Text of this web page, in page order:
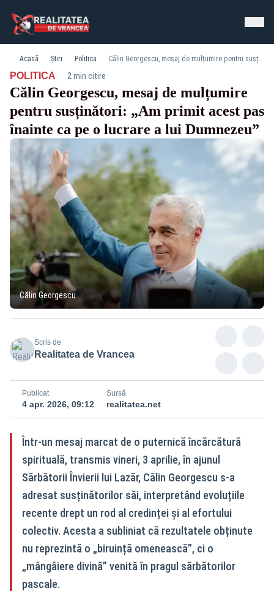
Acasă Știri Politica Călin Georgescu, mesaj de mulțumire pentru susținători: „Am primit acest pas înainte ca pe o lucrare a lui Dumnezeu”
POLITICA· 2 min citire
Călin Georgescu, mesaj de mulțumire
pentru susținători: „Am primit acest pas
înainte ca pe o lucrare a lui Dumnezeu”
Călin Georgescu
Scris de
Realitatea de Vrancea
Publicat
4 apr. 2026, 09:12
Sursă
realitatea.net
Într-un mesaj marcat de o puternică încărcătură
spirituală, transmis vineri, 3 aprilie, în ajunul
Sărbătorii Învierii lui Lazăr, Călin Georgescu s-a
adresat susținătorilor săi, interpretând evoluțiile
recente drept un rod al credinței și al efortului
colectiv. Acesta a subliniat că rezultatele obținute
nu reprezintă o „biruință omenească”, ci o
„mângâiere divină” venită în pragul sărbătorilor
pascale.